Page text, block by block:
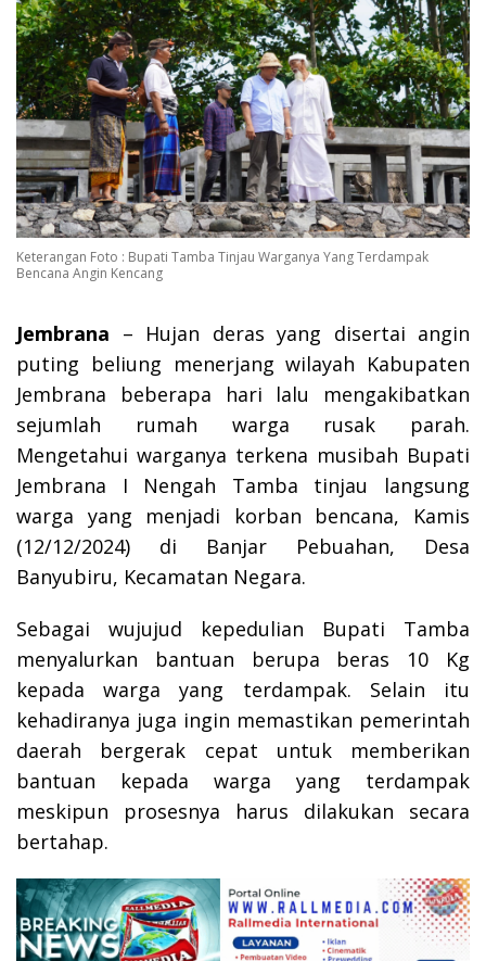
Keterangan Foto : Bupati Tamba Tinjau Warganya Yang Terdampak
Bencana Angin Kencang
Jembrana – Hujan deras yang disertai angin
puting beliung menerjang wilayah Kabupaten
Jembrana beberapa hari lalu mengakibatkan
sejumlah rumah warga rusak parah.
Mengetahui warganya terkena musibah Bupati
Jembrana I Nengah Tamba tinjau langsung
warga yang menjadi korban bencana, Kamis
(12/12/2024) di Banjar Pebuahan, Desa
Banyubiru, Kecamatan Negara.
Sebagai wujujud kepedulian Bupati Tamba
menyalurkan bantuan berupa beras 10 Kg
kepada warga yang terdampak. Selain itu
kehadiranya juga ingin memastikan pemerintah
daerah bergerak cepat untuk memberikan
bantuan kepada warga yang terdampak
meskipun prosesnya harus dilakukan secara
bertahap.